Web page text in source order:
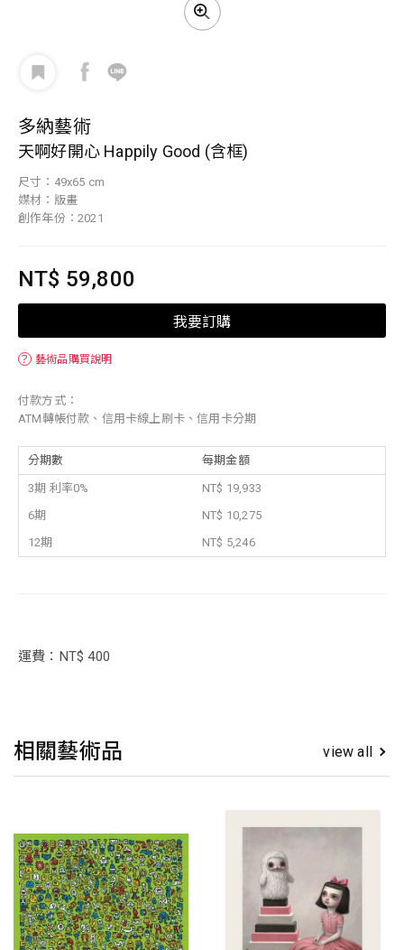
多納藝術
天啊好開心 Happily Good (含框)
尺寸：49x65 cm
媒材：版畫
創作年份：2021
NT$ 59,800
我要訂購
？ 藝術品購買說明
付款方式：
ATM轉帳付款、信用卡線上刷卡、信用卡分期
分期數 每期金額
3期 利率0%
NT$ 19,933
6期
NT$ 10,275
12期
NT$ 5,246
運費：NT$ 400
相關藝術品 view all